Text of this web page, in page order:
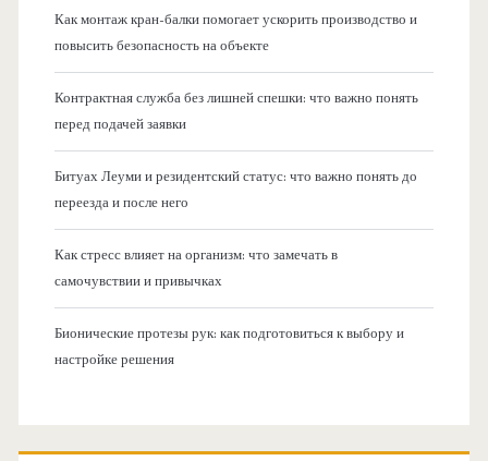
Как монтаж кран-балки помогает ускорить производство и
повысить безопасность на объекте
Контрактная служба без лишней спешки: что важно понять
перед подачей заявки
Битуах Леуми и резидентский статус: что важно понять до
переезда и после него
Как стресс влияет на организм: что замечать в
самочувствии и привычках
Бионические протезы рук: как подготовиться к выбору и
настройке решения